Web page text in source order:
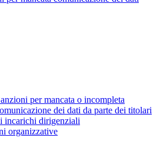
per mancata o incompleta
dei dati da parte dei titolari
incarichi dirigenziali
organizzative